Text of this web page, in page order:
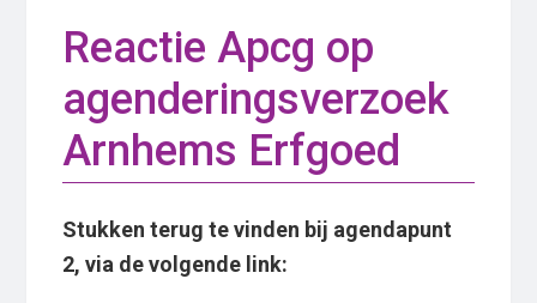
Reactie Apcg op
agenderingsverzoek
Arnhems Erfgoed
Stukken terug te vinden bij agendapunt
2, via de volgende link: